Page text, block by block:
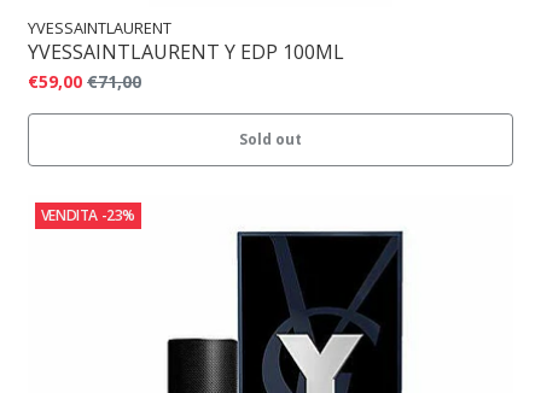
YVESSAINTLAURENT
YVESSAINTLAURENT Y EDP 100ML
€59,00 €71,00
Sold out
VENDITA -23%